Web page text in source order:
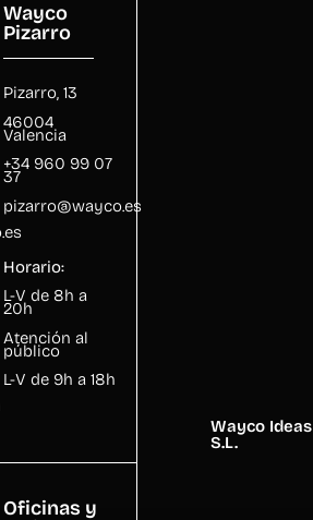
Wayco
Pizarro
Pizarro, 13
46004
Valencia
+34 960 99 07
37
pizarro@wayco.es
Horario:
L-V de 8h a
20h
Atención al
público
L-V de 9h a 18h
Oficinas y
Wayco Ideas
S.L.